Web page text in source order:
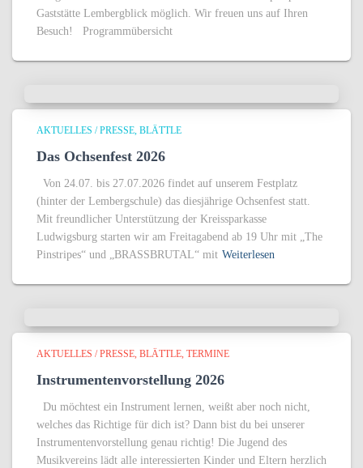
Gaststätte Lembergblick möglich. Wir freuen uns auf Ihren
Besuch! Programmübersicht
AKTUELLES / PRESSE BLÄTTLE
Das Ochsenfest 2026
Von 24.07. bis 27.07.2026 findet auf unserem Festplatz
(hinter der Lembergschule) das diesjährige Ochsenfest statt.
Mit freundlicher Unterstützung der Kreissparkasse
Ludwigsburg starten wir am Freitagabend ab 19 Uhr mit „The
Pinstripes“ und „BRASSBRUTAL“ mit Weiterlesen
AKTUELLES / PRESSE BLÄTTLE TERMINE
Instrumentenvorstellung 2026
Du möchtest ein Instrument lernen, weißt aber noch nicht,
welches das Richtige für dich ist? Dann bist du bei unserer
Instrumentenvorstellung genau richtig! Die Jugend des
Musikvereins lädt alle interessierten Kinder und Eltern herzlich